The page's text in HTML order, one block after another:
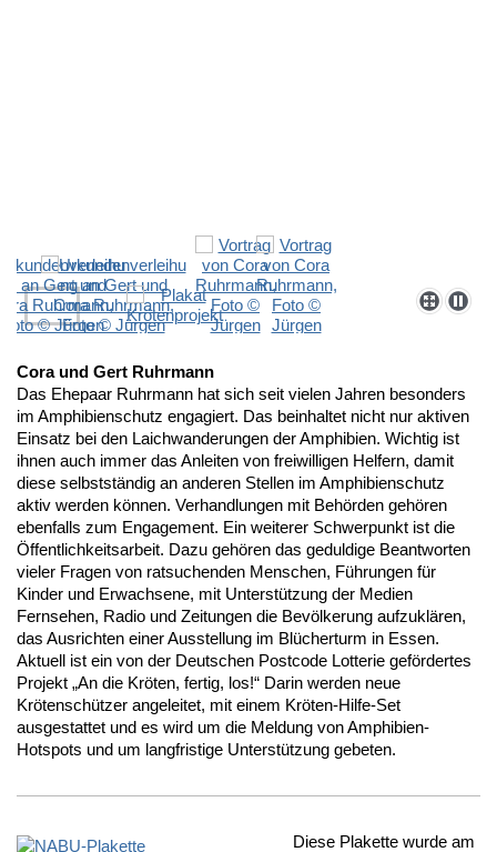
Cora und Gert Ruhrmann
Das Ehepaar Ruhrmann hat sich seit vielen Jahren besonders
im Amphibienschutz engagiert. Das beinhaltet nicht nur aktiven
Einsatz bei den Laichwanderungen der Amphibien. Wichtig ist
ihnen auch immer das Anleiten von freiwilligen Helfern, damit
diese selbstständig an anderen Stellen im Amphibienschutz
aktiv werden können. Verhandlungen mit Behörden gehören
ebenfalls zum Engagement. Ein weiterer Schwerpunkt ist die
Öffentlichkeitsarbeit. Dazu gehören das geduldige Beantworten
vieler Fragen von ratsuchenden Menschen, Führungen für
Kinder und Erwachsene, mit Unterstützung der Medien
Fernsehen, Radio und Zeitungen die Bevölkerung aufzuklären,
das Ausrichten einer Ausstellung im Blücherturm in Essen.
Aktuell ist ein von der Deutschen Postcode Lotterie gefördertes
Projekt „An die Kröten, fertig, los!“ Darin werden neue
Krötenschützer angeleitet, mit einem Kröten-Hilfe-Set
ausgestattet und es wird um die Meldung von Amphibien-
Hotspots und um langfristige Unterstützung gebeten.
Diese Plakette wurde am